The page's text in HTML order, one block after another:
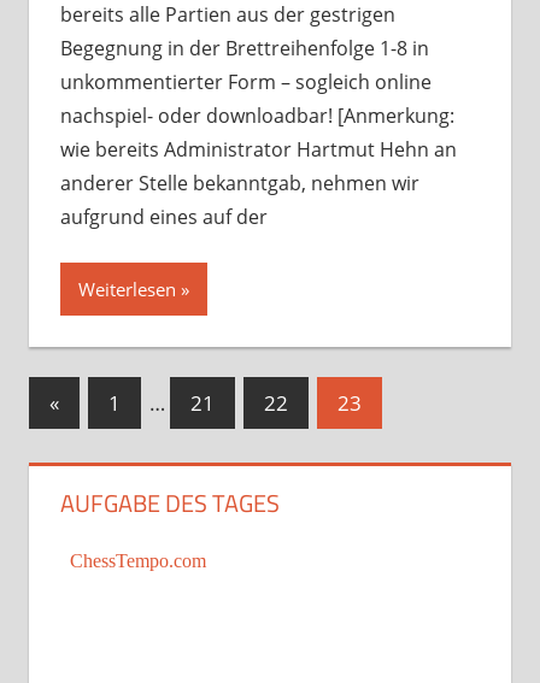
bereits alle Partien aus der gestrigen
Begegnung in der Brettreihenfolge 1-8 in
unkommentierter Form – sogleich online
nachspiel- oder downloadbar! [Anmerkung:
wie bereits Administrator Hartmut Hehn an
anderer Stelle bekanntgab, nehmen wir
aufgrund eines auf der
Weiterlesen
Seitennummerierung
Beiträge
«Vorherige
Beiträge
1 … 21 22 23
AUFGABE DES TAGES